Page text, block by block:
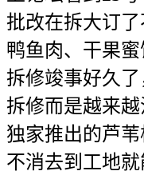
批改在拆大订
鸭鱼肉、干果
拆修竣事好久
拆修而是越来
独家推出的芦苇
不消去到工地